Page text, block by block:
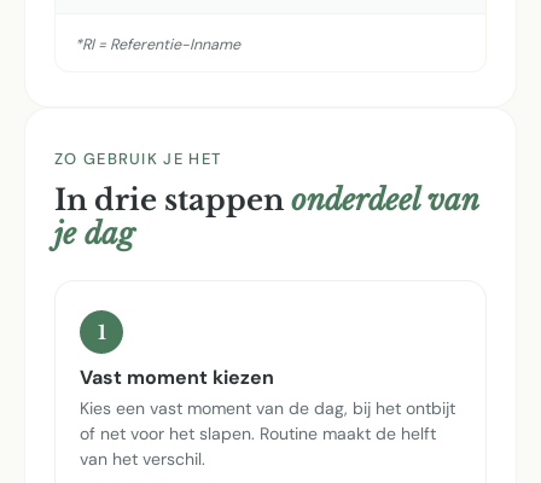
*RI = Referentie-Inname
ZO GEBRUIK JE HET
In drie stappen onderdeel van
je dag
1
Vast moment kiezen
Kies een vast moment van de dag, bij het ontbijt
of net voor het slapen. Routine maakt de helft
van het verschil.